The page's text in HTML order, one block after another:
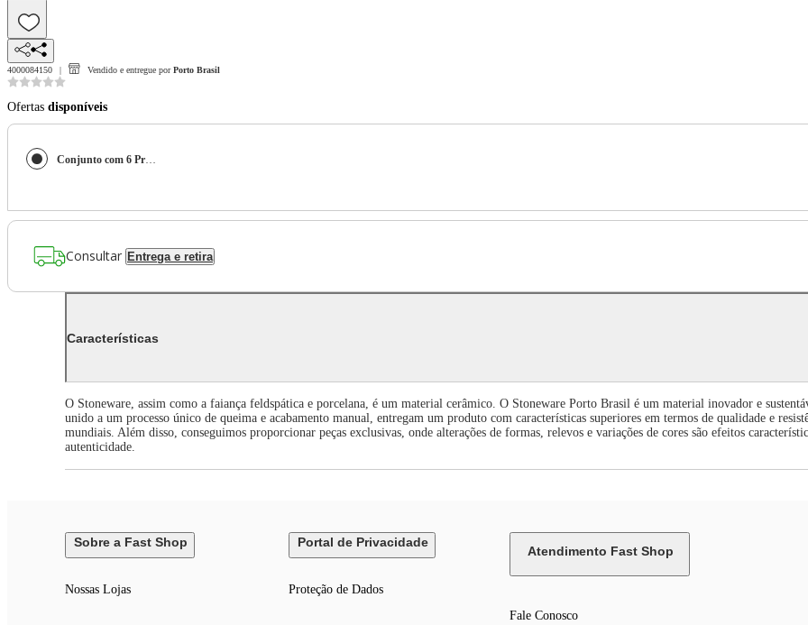
4000084150 Vendido e entregue por Porto Brasil
Ofertas disponíveis
Conjunto com 6 Pratos Raso Oval Orgânico Green Granite 31x24x2,5cm
Consultar Entrega e retira
Características
O Stoneware, assim como a faiança feldspática e porcelana, é um material cerâmico. O Stoneware Porto Brasil é um material inovador e
unido a um processo único de queima e acabamento manual, entregam um produto com características superiores em termos de qualidade e
mundiais. Além disso, conseguimos proporcionar peças exclusivas, onde alterações de formas, relevos e variações de cores são efeitos
autenticidade.
Sobre a Fast Shop
Nossas Lojas
Portal de Privacidade
Proteção de Dados
Atendimento Fast Shop
Fale Conosco